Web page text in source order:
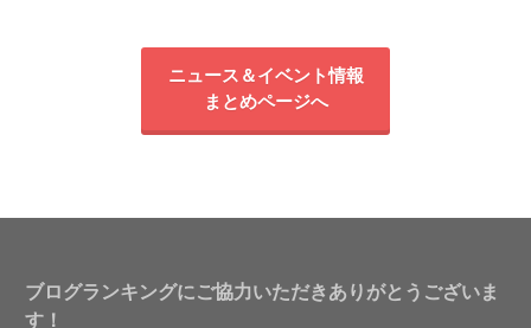
ニュース＆イベント情報
まとめページへ
ブログランキングにご協力いただきありがとうございま
す！